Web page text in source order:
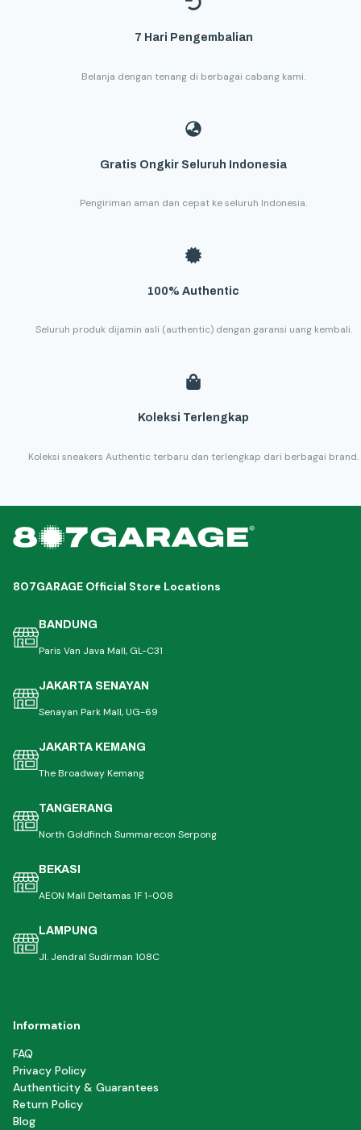
7 Hari Pengembalian
Belanja dengan tenang di berbagai cabang kami.
Gratis Ongkir Seluruh Indonesia
Pengiriman aman dan cepat ke seluruh Indonesia.
100% Authentic
Seluruh produk dijamin asli (authentic) dengan garansi uang kembali.
Koleksi Terlengkap
Koleksi sneakers Authentic terbaru dan terlengkap dari berbagai brand.
807GARAGE Official Store Locations
BANDUNG
Paris Van Java Mall, GL-C31
JAKARTA SENAYAN
Senayan Park Mall, UG-69
JAKARTA KEMANG
The Broadway Kemang
TANGERANG
North Goldfinch Summarecon Serpong
BEKASI
AEON Mall Deltamas 1F 1-008
LAMPUNG
Jl. Jendral Sudirman 108C
Information
FAQ
Privacy Policy
Authenticity & Guarantees
Return Policy
Blog